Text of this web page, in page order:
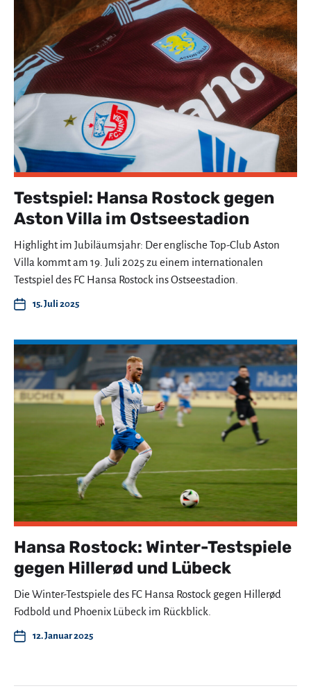
Testspiel: Hansa Rostock gegen
Aston Villa im Ostseestadion
Highlight im Jubiläumsjahr: Der englische Top-Club Aston
Villa kommt am 19. Juli 2025 zu einem internationalen
Testspiel des FC Hansa Rostock ins Ostseestadion.
15. Juli 2025
Hansa Rostock: Winter-Testspiele
gegen Hillerød und Lübeck
Die Winter-Testspiele des FC Hansa Rostock gegen Hillerød
Fodbold und Phoenix Lübeck im Rückblick.
12. Januar 2025